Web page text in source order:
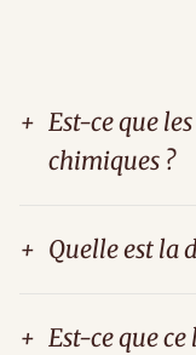
+ Est-ce que
chimiques ?
+ Quelle est la
+ Est-ce que